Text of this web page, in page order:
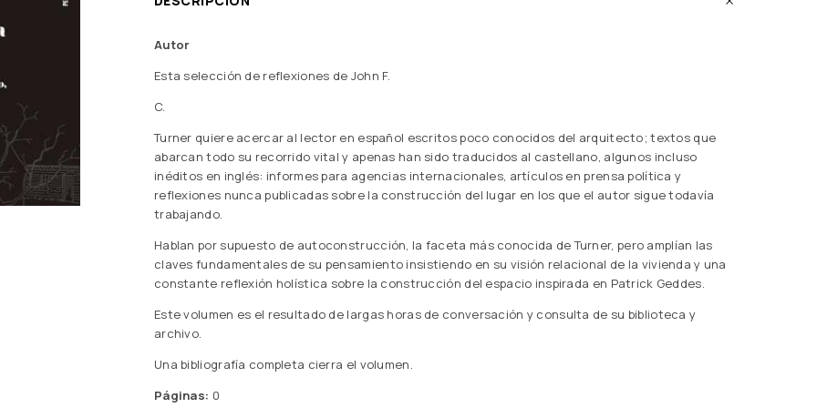
Autor
Esta selección de reflexiones de John F.
C.
Turner quiere acercar al lector en español escritos poco conocidos del arquitecto; textos que
abarcan todo su recorrido vital y apenas han sido traducidos al castellano, algunos incluso
inéditos en inglés: informes para agencias internacionales, artículos en prensa política y
reflexiones nunca publicadas sobre la construcción del lugar en los que el autor sigue todavía
trabajando.
Hablan por supuesto de autoconstrucción, la faceta más conocida de Turner, pero amplían las
claves fundamentales de su pensamiento insistiendo en su visión relacional de la vivienda y una
constante reflexión holística sobre la construcción del espacio inspirada en Patrick Geddes.
Este volumen es el resultado de largas horas de conversación y consulta de su biblioteca y
archivo.
Una bibliografía completa cierra el volumen.
Páginas: 0